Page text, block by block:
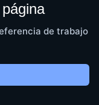
de trabajo